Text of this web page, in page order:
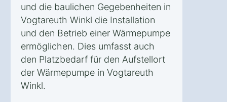
und die baulichen Gegebenheiten in
Vogtareuth Winkl die Installation
und den Betrieb einer Wärmepumpe
ermöglichen. Dies umfasst auch
den Platzbedarf für den Aufstellort
der Wärmepumpe in Vogtareuth
Winkl.